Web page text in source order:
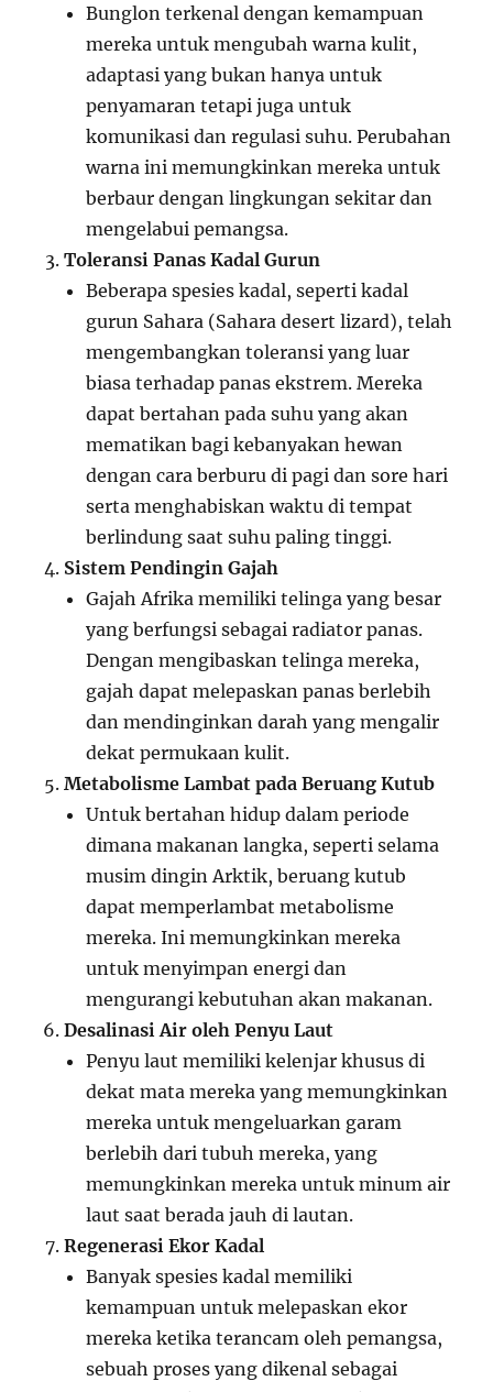
Bunglon terkenal dengan kemampuan
mereka untuk mengubah warna kulit,
adaptasi yang bukan hanya untuk
penyamaran tetapi juga untuk
komunikasi dan regulasi suhu. Perubahan
warna ini memungkinkan mereka untuk
berbaur dengan lingkungan sekitar dan
mengelabui pemangsa.
Toleransi Panas Kadal Gurun
Beberapa spesies kadal, seperti kadal
gurun Sahara (Sahara desert lizard), telah
mengembangkan toleransi yang luar
biasa terhadap panas ekstrem. Mereka
dapat bertahan pada suhu yang akan
mematikan bagi kebanyakan hewan
dengan cara berburu di pagi dan sore hari
serta menghabiskan waktu di tempat
berlindung saat suhu paling tinggi.
Sistem Pendingin Gajah
Gajah Afrika memiliki telinga yang besar
yang berfungsi sebagai radiator panas.
Dengan mengibaskan telinga mereka,
gajah dapat melepaskan panas berlebih
dan mendinginkan darah yang mengalir
dekat permukaan kulit.
Metabolisme Lambat pada Beruang Kutub
Untuk bertahan hidup dalam periode
dimana makanan langka, seperti selama
musim dingin Arktik, beruang kutub
dapat memperlambat metabolisme
mereka. Ini memungkinkan mereka
untuk menyimpan energi dan
mengurangi kebutuhan akan makanan.
Desalinasi Air oleh Penyu Laut
Penyu laut memiliki kelenjar khusus di
dekat mata mereka yang memungkinkan
mereka untuk mengeluarkan garam
berlebih dari tubuh mereka, yang
memungkinkan mereka untuk minum air
laut saat berada jauh di lautan.
Regenerasi Ekor Kadal
Banyak spesies kadal memiliki
kemampuan untuk melepaskan ekor
mereka ketika terancam oleh pemangsa,
sebuah proses yang dikenal sebagai